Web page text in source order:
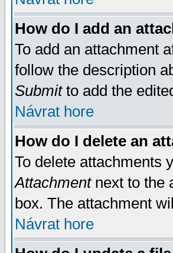
How do I add an
To add an attachment
follow the description
Submitto add the
Návrat hore
How do I delete an
To delete attachments
Attachmentnext to the
box. The attachment
Návrat hore